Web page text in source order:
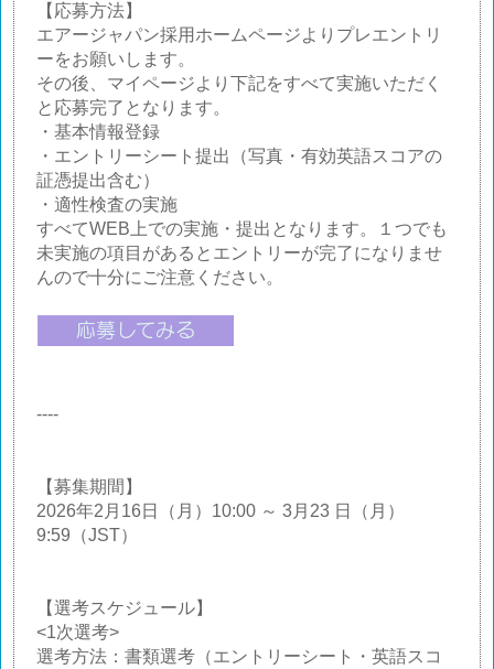
【応募方法】
エアージャパン採用ホームページよりプレエントリ
ーをお願いします。
その後、マイページより下記をすべて実施いただく
と応募完了となります。
・基本情報登録
・エントリーシート提出（写真・有効英語スコアの
証憑提出含む）
・適性検査の実施
すべてWEB上での実施・提出となります。１つでも
未実施の項目があるとエントリーが完了になりませ
んので十分にご注意ください。
----
【募集期間】
2026年2月16日（月）10:00 ～ 3月23 日（月）
9:59（JST）
【選考スケジュール】
<1次選考>
選考方法：書類選考（エントリーシート・英語スコ